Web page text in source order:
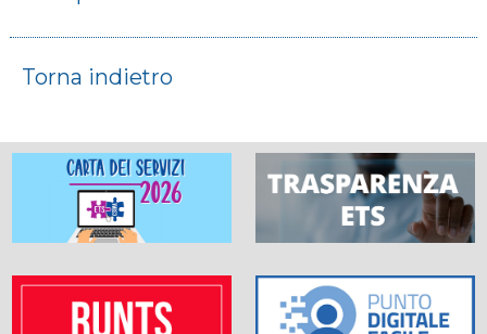
Torna indietro